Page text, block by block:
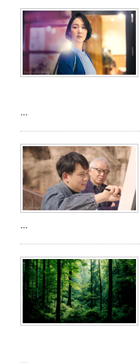
...
...
...